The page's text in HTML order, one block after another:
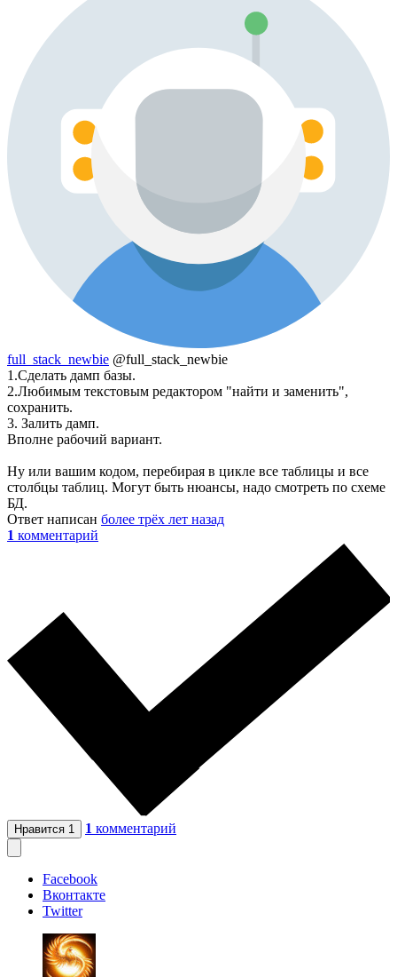
full_stack_newbie @full_stack_newbie
1.Сделать дамп базы.
2.Любимым текстовым редактором "найти и заменить",
сохранить.
3. Залить дамп.
Вполне рабочий вариант.
Ну или вашим кодом, перебирая в цикле все таблицы и все
столбцы таблиц. Могут быть нюансы, надо смотреть по схеме
БД.
Ответ написан более трёх лет назад
1 комментарий
Нравится 1 1 комментарий
Facebook
Вконтакте
Twitter